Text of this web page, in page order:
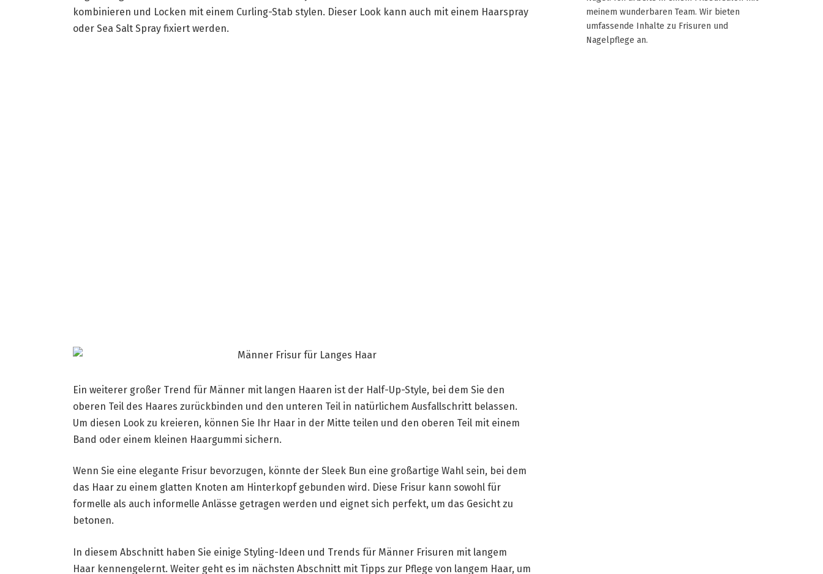
kombinieren und Locken mit einem Curling-Stab stylen. Dieser Look kann auch mit einem Haarspray
oder Sea Salt Spray fixiert werden.
Ein weiterer großer Trend für Männer mit langen Haaren ist der Half-Up-Style, bei dem Sie den
oberen Teil des Haares zurückbinden und den unteren Teil in natürlichem Ausfallschritt belassen.
Um diesen Look zu kreieren, können Sie Ihr Haar in der Mitte teilen und den oberen Teil mit einem
Band oder einem kleinen Haargummi sichern.
Wenn Sie eine elegante Frisur bevorzugen, könnte der Sleek Bun eine großartige Wahl sein, bei dem
das Haar zu einem glatten Knoten am Hinterkopf gebunden wird. Diese Frisur kann sowohl für
formelle als auch informelle Anlässe getragen werden und eignet sich perfekt, um das Gesicht zu
betonen.
In diesem Abschnitt haben Sie einige Styling-Ideen und Trends für Männer Frisuren mit langem
Haar kennengelernt. Weiter geht es im nächsten Abschnitt mit Tipps zur Pflege von langem Haar, um
meinem wunderbaren Team. Wir bieten
umfassende Inhalte zu Frisuren und
Nagelpflege an.